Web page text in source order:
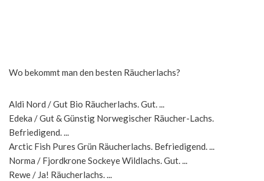
Wo bekommt man den besten Räucherlachs?
Aldi Nord / Gut Bio Räucherlachs. Gut. ...
Edeka / Gut & Günstig Norwegischer Räucher-Lachs.
Befriedigend. ...
Arctic Fish Pures Grün Räucherlachs. Befriedigend. ...
Norma / Fjordkrone Sockeye Wildlachs. Gut. ...
Rewe / Ja! Räucherlachs. ...